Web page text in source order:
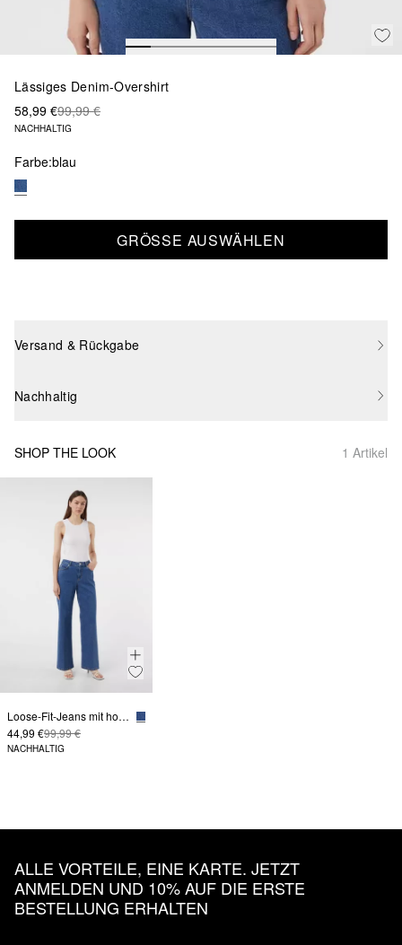
Lässiges Denim-Overshirt
58,99 €99,99 €
NACHHALTIG
Farbe:blau
GRÖSSE AUSWÄHLEN
Versand & Rückgabe
Nachhaltig
SHOP THE LOOK 1 Artikel
Loose-Fit-Jeans mit hohem Bund
44,99 €99,99 €
NACHHALTIG
ALLE VORTEILE, EINE KARTE. JETZT
ANMELDEN UND 10% AUF DIE ERSTE
BESTELLUNG ERHALTEN